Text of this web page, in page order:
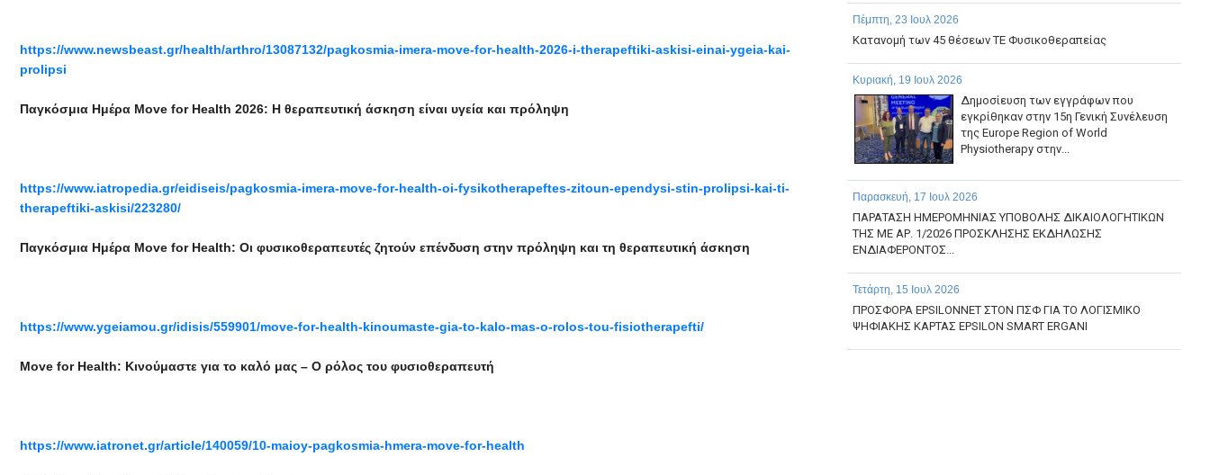
https://www.newsbeast.gr/health/arthro/13087132/pagkosmia-imera-move-for-health-2026-i-therapeftiki-askisi-einai-ygeia-kai-
prolipsi
Παγκόσμια Ημέρα Move for Health 2026: Η θεραπευτική άσκηση είναι υγεία και πρόληψη
https://www.iatropedia.gr/eidiseis/pagkosmia-imera-move-for-health-oi-fysikotherapeftes-zitoun-ependysi-stin-prolipsi-kai-ti-
therapeftiki-askisi/223280/
Παγκόσμια Ημέρα Move for Health: Οι φυσικοθεραπευτές ζητούν επένδυση στην πρόληψη και τη θεραπευτική άσκηση
https://www.ygeiamou.gr/idisis/559901/move-for-health-kinoumaste-gia-to-kalo-mas-o-rolos-tou-fisiotherapefti/
Move for Health: Κινούμαστε για το καλό μας – Ο ρόλος του φυσιοθεραπευτή
https://www.iatronet.gr/article/140059/10-maioy-pagkosmia-hmera-move-for-health
Πέμπτη, 23 Ιουλ 2026
Κατανομή των 45 θέσεων ΤΕ Φυσικοθεραπείας
Κυριακή, 19 Ιουλ 2026
Δημοσίευση των εγγράφων που
εγκρίθηκαν στην 15η Γενική Συνέλευση
της Europe Region of World
Physiotherapy στην...
Παρασκευή, 17 Ιουλ 2026
ΠΑΡΑΤΑΣΗ ΗΜΕΡΟΜΗΝΙΑΣ ΥΠΟΒΟΛΗΣ ΔΙΚΑΙΟΛΟΓΗΤΙΚΩΝ
ΤΗΣ ΜΕ ΑΡ. 1/2026 ΠΡΟΣΚΛΗΣΗΣ ΕΚΔΗΛΩΣΗΣ
ΕΝΔΙΑΦΕΡΟΝΤΟΣ...
Τετάρτη, 15 Ιουλ 2026
ΠΡΟΣΦΟΡΑ EPSILONNET ΣΤΟΝ ΠΣΦ ΓΙΑ ΤΟ ΛΟΓΙΣΜΙΚΟ
ΨΗΦΙΑΚΗΣ ΚΑΡΤΑΣ EPSILON SMART ERGANI